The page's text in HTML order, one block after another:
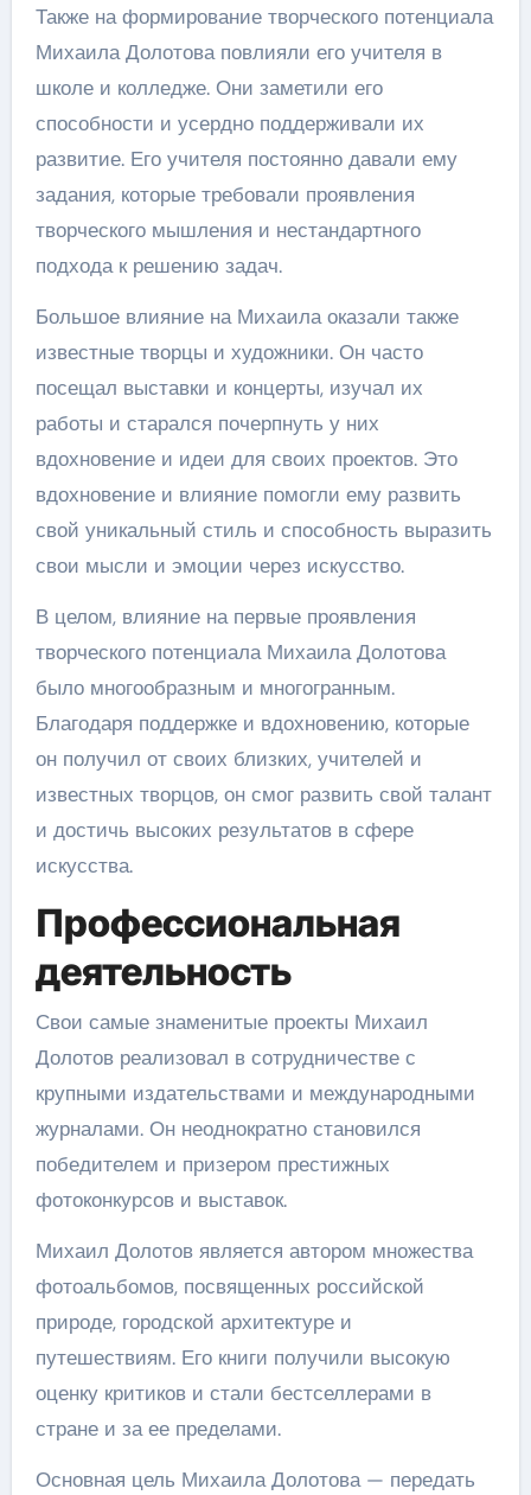
Также на формирование творческого потенциала
Михаила Долотова повлияли его учителя в
школе и колледже. Они заметили его
способности и усердно поддерживали их
развитие. Его учителя постоянно давали ему
задания, которые требовали проявления
творческого мышления и нестандартного
подхода к решению задач.
Большое влияние на Михаила оказали также
известные творцы и художники. Он часто
посещал выставки и концерты, изучал их
работы и старался почерпнуть у них
вдохновение и идеи для своих проектов. Это
вдохновение и влияние помогли ему развить
свой уникальный стиль и способность выразить
свои мысли и эмоции через искусство.
В целом, влияние на первые проявления
творческого потенциала Михаила Долотова
было многообразным и многогранным.
Благодаря поддержке и вдохновению, которые
он получил от своих близких, учителей и
известных творцов, он смог развить свой талант
и достичь высоких результатов в сфере
искусства.
Профессиональная
деятельность
Свои самые знаменитые проекты Михаил
Долотов реализовал в сотрудничестве с
крупными издательствами и международными
журналами. Он неоднократно становился
победителем и призером престижных
фотоконкурсов и выставок.
Михаил Долотов является автором множества
фотоальбомов, посвященных российской
природе, городской архитектуре и
путешествиям. Его книги получили высокую
оценку критиков и стали бестселлерами в
стране и за ее пределами.
Основная цель Михаила Долотова — передать